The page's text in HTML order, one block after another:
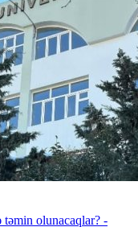
olunacaqlar? -